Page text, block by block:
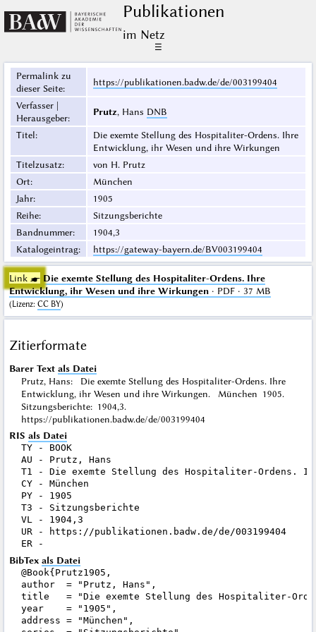
Publikationen
im Netz
☰
Permalink zu
dieser Seite:
https://publikationen.badw.de/de/003199404
Verfasser |
Herausgeber:
Prutz, Hans DNB
Titel:
Die exemte Stellung des Hospitaliter-Ordens. Ihre
Entwicklung, ihr Wesen und ihre Wirkungen
Titelzusatz:
von H. Prutz
Ort:
München
Jahr:
1905
Reihe:
Sitzungsberichte
Bandnummer:
1904,3
Katalogeintrag: https://gateway-bayern.de/BV003199404
Link ☛ Die exemte Stellung des Hospitaliter-Ordens. Ihre
Entwicklung, ihr Wesen und ihre Wirkungen· PDF · 37 MB
(Lizenz: CC BY)
Zitierformate
Barer Text als Datei
Prutz, Hans: Die exemte Stellung des Hospitaliter-Ordens. Ihre
Entwicklung, ihr Wesen und ihre Wirkungen. München 1905.
Sitzungsberichte: 1904,3.
https://publikationen.badw.de/de/003199404
RIS als Datei
TY - BOOK
AU - Prutz, Hans
T1 - Die exemte Stellung des Hospitaliter-Ordens.
CY - München
PY - 1905
T3 - Sitzungsberichte
VL - 1904,3
UR - https://publikationen.badw.de/de/003199404
BibTex als Datei
@Book{Prutz1905,
author  = "Prutz, Hans",
title   = "Die exemte Stellung des Hospitaliter-
year    = "1905",
address = "München",